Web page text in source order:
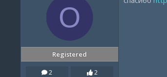
O
Registered
2
2